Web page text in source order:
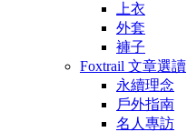
上衣
外套
褲子
Foxtrail 文章選讀
永續理念
戶外指南
名人專訪